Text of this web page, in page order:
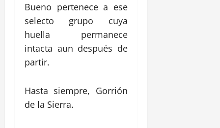
Bueno pertenece a ese
selecto grupo cuya
huella permanece
intacta aun después de
partir.
Hasta siempre, Gorrión
de la Sierra.